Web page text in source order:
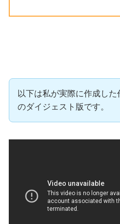
以下は私が実際に作成し
のダイジェスト版です。